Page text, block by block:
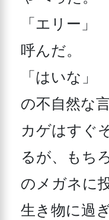
「エリー」
呼んだ。
「はいな」
の不自然な
カゲはすぐ
るが、もち
のメガネに
生き物に過